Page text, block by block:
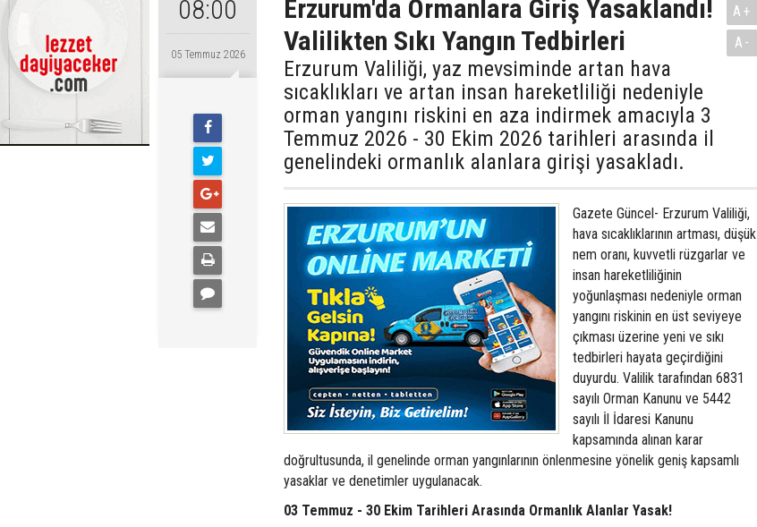
08:00
05 Temmuz 2026
Erzurum'da Ormanlara Giriş Yasaklandı!
Valilikten Sıkı Yangın Tedbirleri
Erzurum Valiliği, yaz mevsiminde artan hava
sıcaklıkları ve artan insan hareketliliği nedeniyle
orman yangını riskini en aza indirmek amacıyla 3
Temmuz 2026 - 30 Ekim 2026 tarihleri arasında il
genelindeki ormanlık alanlara girişi yasakladı.
A+
A-
Gazete Güncel- Erzurum Valiliği,
hava sıcaklıklarının artması, düşük
nem oranı, kuvvetli rüzgarlar ve
insan hareketliliğinin
yoğunlaşması nedeniyle orman
yangını riskinin en üst seviyeye
çıkması üzerine yeni ve sıkı
tedbirleri hayata geçirdiğini
duyurdu. Valilik tarafından 6831
sayılı Orman Kanunu ve 5442
sayılı İl İdaresi Kanunu
kapsamında alınan karar
doğrultusunda, il genelinde orman yangınlarının önlenmesine yönelik geniş kapsamlı
yasaklar ve denetimler uygulanacak.
03 Temmuz - 30 Ekim Tarihleri Arasında Ormanlık Alanlar Yasak!